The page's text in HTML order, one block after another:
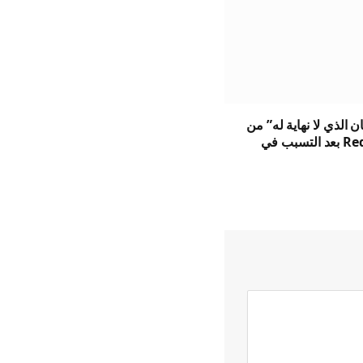
الذي لا نهاية له” من
Red Lobster بعد التسبب في